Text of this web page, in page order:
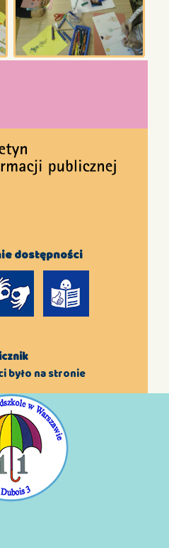
dostępności
było na stronie